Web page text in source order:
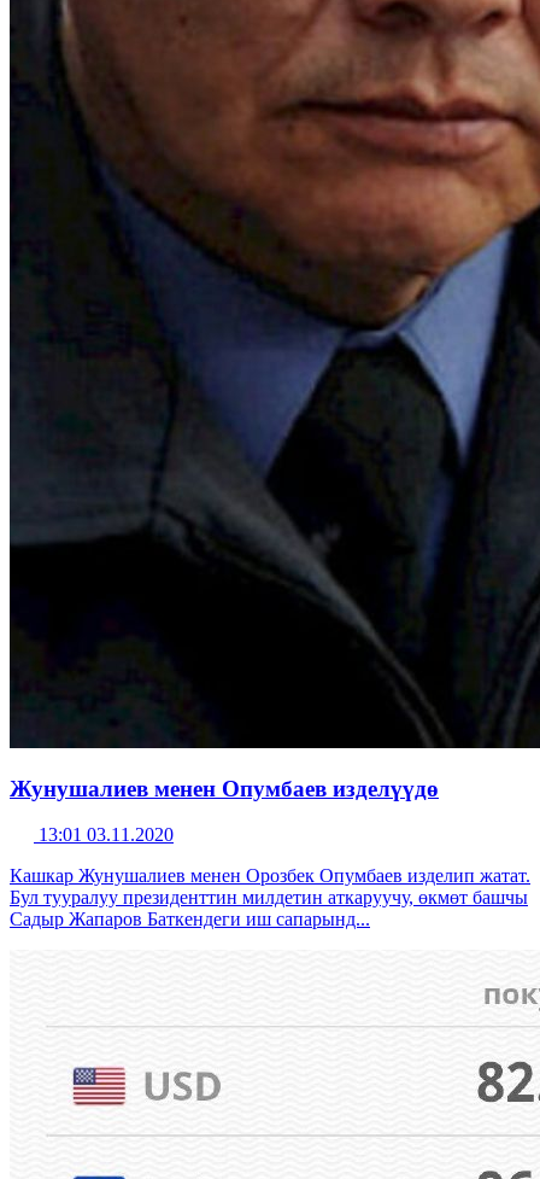
Жунушалиев менен Опумбаев изделүүдө
13:01 03.11.2020
Кашкар Жунушалиев менен Орозбек Опумбаев изделип жатат.
Бул тууралуу президенттин милдетин аткаруучу, өкмөт башчы
Садыр Жапаров Баткендеги иш сапарынд...